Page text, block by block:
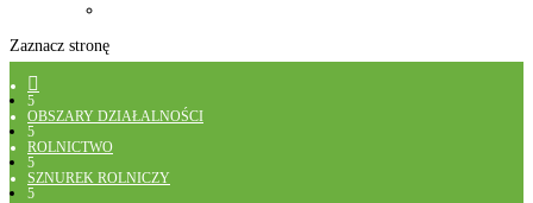
Zaznacz stronę

5
OBSZARY DZIAŁALNOŚCI
5
ROLNICTWO
5
SZNUREK ROLNICZY
5